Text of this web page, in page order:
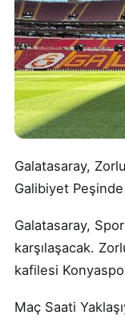
Galatasaray,
Galibiyet Peşinde
Galatasaray,
karşılaşacak.
kafilesi
Maç Saati